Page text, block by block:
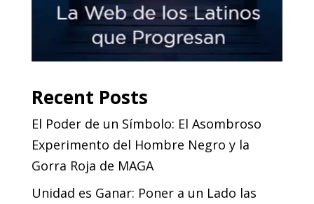
Recent Posts
El Poder de un Símbolo: El Asombroso
Experimento del Hombre Negro y la
Gorra Roja de MAGA
Unidad es Ganar: Poner a un Lado las